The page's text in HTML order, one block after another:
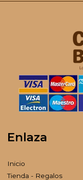
Enlaza
Inicio
Tienda - Regalos